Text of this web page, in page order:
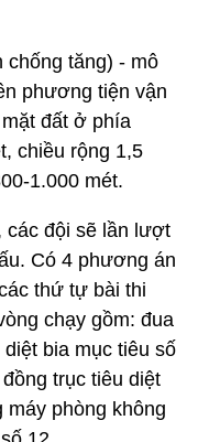
chống tăng) - mô
phương tiện vận
đất ở phía
chiều rộng 1,5
1.000 mét.
các đội sẽ lần lượt
Có 4 phương án
thứ tự bài thi
chạy gồm: đua
bia mục tiêu số
trục tiêu diệt
máy phòng không